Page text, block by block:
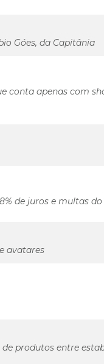
Góes, da Capitânia
conta apenas com
de juros e multas do
avatares
produtos entre